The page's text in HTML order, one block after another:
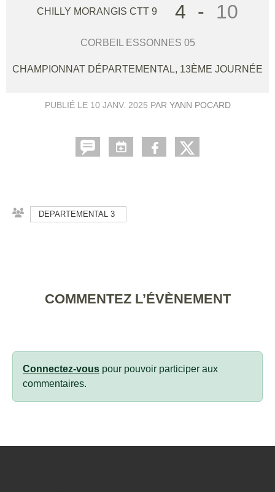
CHILLY MORANGIS CTT 9 4 - 10
CORBEIL ESSONNES 05
CHAMPIONNAT DÉPARTEMENTAL, 13ÈME JOURNÉE
PUBLIÉ LE 10 JANV. 2025 PAR YANN POCARD
DEPARTEMENTAL 3
COMMENTEZ L’ÉVÈNEMENT
Connectez-vous pour pouvoir participer aux
commentaires.